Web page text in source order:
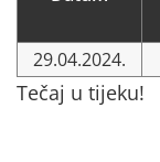
29.04.2024.
Tečaj u tijeku!